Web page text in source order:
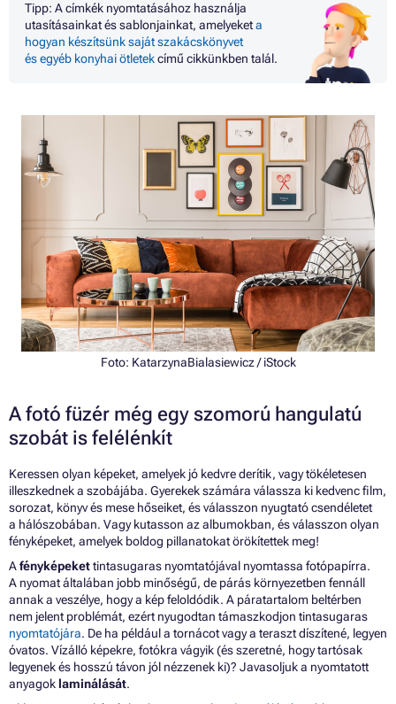
Tipp: A címkék nyomtatásához használja
utasításainkat és sablonjainkat, amelyeketa
hogyan készítsünk saját szakácskönyvet
és egyéb konyhai ötletekcímű cikkünkben talál.
Foto: KatarzynaBialasiewicz/ iStock
A fotó füzér még egy szomorú hangulatú
szobát is felélénkít
Keressen olyan képeket, amelyek jó kedvre derítik, vagy tökéletesen
illeszkednek a szobájába. Gyerekek számára válassza ki kedvenc film,
sorozat, könyv és mese hőseiket, és válasszon nyugtató csendéletet
a hálószobában. Vagy kutasson az albumokban, és válasszon olyan
fényképeket, amelyek boldog pillanatokat örökítettek meg!
Afényképekettintasugaras nyomtatójával nyomtassa fotópapírra.
A nyomat általában jobb minőségű, de párás környezetben fennáll
annak a veszélye, hogy a kép feloldódik. A páratartalom beltérben
nem jelent problémát, ezért nyugodtan támaszkodjon tintasugaras
nyomtatójára. De ha például a tornácot vagy a teraszt díszítené, legyen
óvatos. Vízálló képekre, fotókra vágyik (és szeretné, hogy tartósak
legyenek és hosszú távon jól nézzenek ki)? Javasoljuk a nyomtatott
anyagok laminálását.